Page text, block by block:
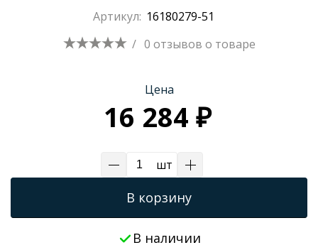
Артикул: 16180279-51
/ 0 отзывов о товаре
Цена
16 284 ₽
шт
В корзину
В наличии